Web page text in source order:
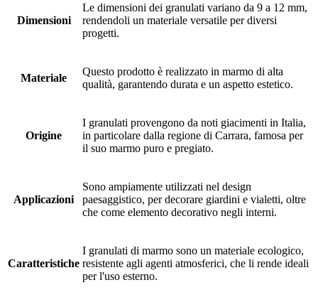
Dimensioni
Le dimensioni dei granulati variano da 9 a 12 mm,
rendendoli un materiale versatile per diversi
progetti.
Materiale
Questo prodotto è realizzato in marmo di alta
qualità, garantendo durata e un aspetto estetico.
Origine
I granulati provengono da noti giacimenti in Italia,
in particolare dalla regione di Carrara, famosa per
il suo marmo puro e pregiato.
Applicazioni
Sono ampiamente utilizzati nel design
paesaggistico, per decorare giardini e vialetti, oltre
che come elemento decorativo negli interni.
Caratteristiche
I granulati di marmo sono un materiale ecologico,
resistente agli agenti atmosferici, che li rende ideali
per l'uso esterno.